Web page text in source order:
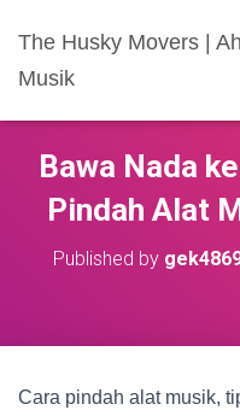
The Husky Movers |
Musik
Bawa Nada
Pindah Alat
Published by
Cara pindah alat musik,